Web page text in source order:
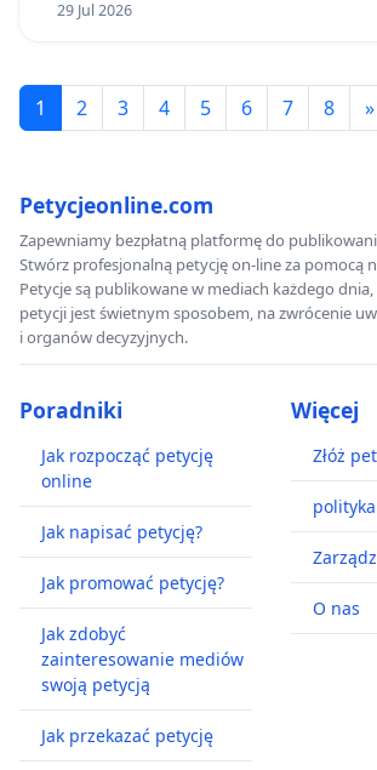
29 Jul 2026
1 2 3 4 5 6 7 8 »
Petycjeonline.com
Zapewniamy bezpłatną platformę do
Stwórz profesjonalną petycję on-line za pomocą
Petycje są publikowane w mediach każdego
petycji jest świetnym sposobem, na zwrócenie
i organów decyzyjnych.
Poradniki
Jak rozpocząć petycję
online
Jak napisać petycję?
Jak promować petycję?
Jak zdobyć
zainteresowanie mediów
swoją petycją
Jak przekazać petycję
Więcej
Złóż
O nas